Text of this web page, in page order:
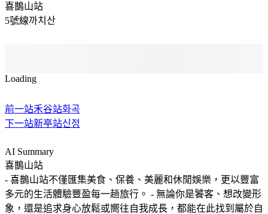
喜鵲山站
5號線까치산
Loading
前一站禾谷站화곡
下一站新亭站신정
AI Summary
喜鵲山站
- 喜鵲山站不僅匯集美食、保養、美麗和休閒娛樂，更以豐富
多元的生活體驗豐盈每一趟旅行。 - 無論你是饕客、想改變形
象，還是追求身心放鬆或嚮往自我成長，都能在此找到屬於自